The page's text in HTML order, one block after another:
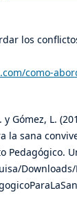
los
como-
y Gómez, L.
la sana
Pedagógico.